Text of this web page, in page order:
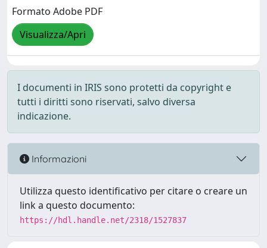
Formato Adobe PDF
Visualizza/Apri
I documenti in IRIS sono protetti da copyright e
tutti i diritti sono riservati, salvo diversa
indicazione.
Informazioni
Utilizza questo identificativo per citare o creare un
link a questo documento:
https://hdl.handle.net/2318/1527837